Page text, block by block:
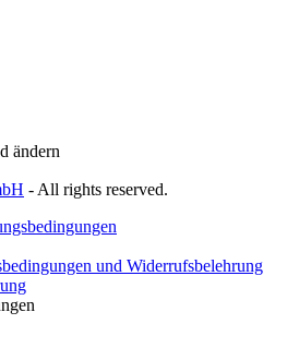
ändern
- All rights reserved.
und Widerrufsbelehrung